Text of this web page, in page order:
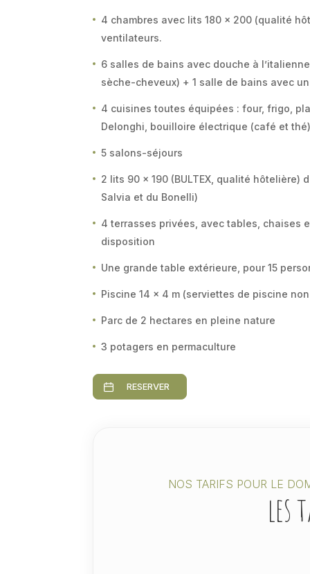
4 chambres avec lits 180 x 200 (qualité
ventilateurs.
6 salles de bains avec douche à
sèche-cheveux) + 1 salle de bains avec
4 cuisines toutes équipées : four, frigo,
Delonghi, bouilloire électrique (café et
5 salons-séjours
2 lits 90 x 190 (BULTEX, qualité hôtelière)
Salvia et du Bonelli)
4 terrasses privées, avec tables, chaises
disposition
Une grande table extérieure, pour 15
Piscine 14 x 4 m (serviettes de piscine
Parc de 2 hectares en pleine nature
3 potagers en permaculture
RESERVER
NOS TARIFS POUR LE
les